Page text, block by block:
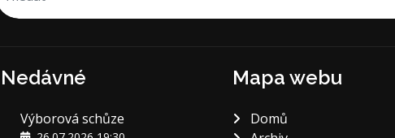
Nedávné
Výborová schůze
Mapa webu
Domů